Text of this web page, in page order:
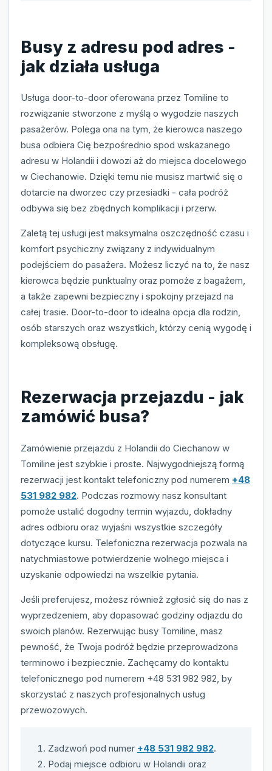
Busy z adresu pod adres -
jak działa usługa
Usługa door-to-door oferowana przez Tomiline to
rozwiązanie stworzone z myślą o wygodzie naszych
pasażerów. Polega ona na tym, że kierowca naszego
busa odbiera Cię bezpośrednio spod wskazanego
adresu w Holandii i dowozi aż do miejsca docelowego
w Ciechanowie. Dzięki temu nie musisz martwić się o
dotarcie na dworzec czy przesiadki - cała podróż
odbywa się bez zbędnych komplikacji i przerw.
Zaletą tej usługi jest maksymalna oszczędność czasu i
komfort psychiczny związany z indywidualnym
podejściem do pasażera. Możesz liczyć na to, że nasz
kierowca będzie punktualny oraz pomoże z bagażem,
a także zapewni bezpieczny i spokojny przejazd na
całej trasie. Door-to-door to idealna opcja dla rodzin,
osób starszych oraz wszystkich, którzy cenią wygodę i
kompleksową obsługę.
Rezerwacja przejazdu - jak
zamówić busa?
Zamówienie przejazdu z Holandii do Ciechanow w
Tomiline jest szybkie i proste. Najwygodniejszą formą
rezerwacji jest kontakt telefoniczny pod numerem +48
531 982 982. Podczas rozmowy nasz konsultant
pomoże ustalić dogodny termin wyjazdu, dokładny
adres odbioru oraz wyjaśni wszystkie szczegóły
dotyczące kursu. Telefoniczna rezerwacja pozwala na
natychmiastowe potwierdzenie wolnego miejsca i
uzyskanie odpowiedzi na wszelkie pytania.
Jeśli preferujesz, możesz również zgłosić się do nas z
wyprzedzeniem, aby dopasować godziny odjazdu do
swoich planów. Rezerwując busy Tomiline, masz
pewność, że Twoja podróż będzie przeprowadzona
terminowo i bezpiecznie. Zachęcamy do kontaktu
telefonicznego pod numerem +48 531 982 982, by
skorzystać z naszych profesjonalnych usług
przewozowych.
Zadzwoń pod numer +48 531 982 982.
Podaj miejsce odbioru w Holandii oraz